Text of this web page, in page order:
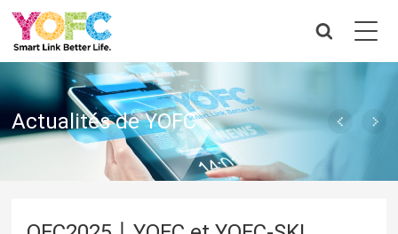
Actualités de YOFC